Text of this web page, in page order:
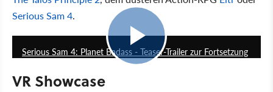
Serious Sam 4.
Serious Sam 4: Planet Badass - Teaser-Trailer zur Fortsetzung
VR Showcase